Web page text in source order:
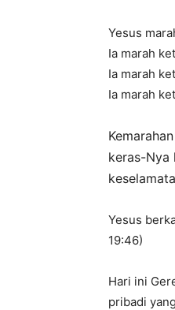
Yesus
Ia marah
Ia marah
Ia marah
keras-Nya
Yesus
19:46)
Hari ini
pribadi